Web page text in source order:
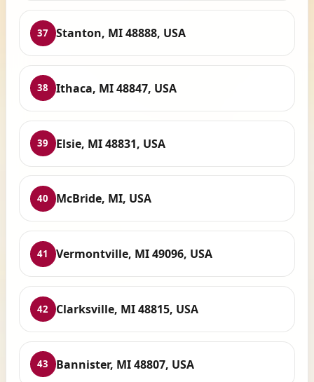
37 Stanton, MI 48888, USA
38 Ithaca, MI 48847, USA
39 Elsie, MI 48831, USA
40 McBride, MI, USA
41 Vermontville, MI 49096, USA
42 Clarksville, MI 48815, USA
43 Bannister, MI 48807, USA